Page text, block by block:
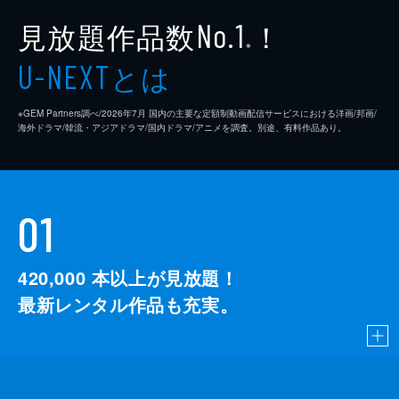
見放題作品数No.1 ※ ！
U-NEXTとは
※GEM Partners調べ/2026年7⽉ 国内の主要な定額制動画配信サービスにおける洋画/邦画/
海外ドラマ/韓流・アジアドラマ/国内ドラマ/アニメを調査。別途、有料作品あり。
01
420,000 本以上が見放題！
最新レンタル作品も充実。